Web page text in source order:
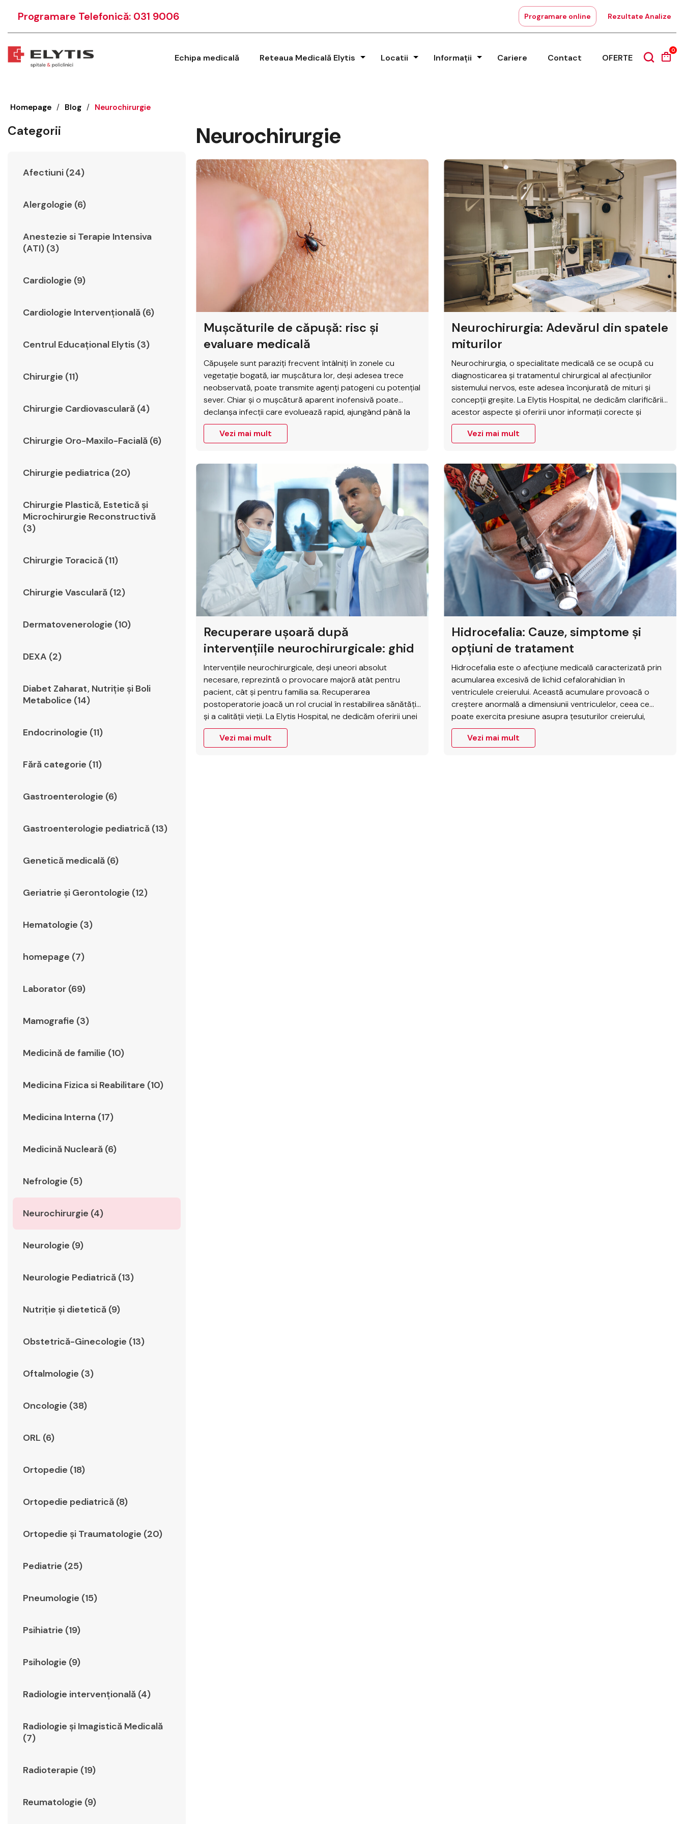
Programare Telefonică: 031 9006 Programare online Rezultate Analize
Echipa medicală Reteaua Medicală Elytis Locatii Informații Cariere Contact OFERTE
0
Homepage / Blog / Neurochirurgie
Categorii
Afectiuni (24)
Alergologie (6)
Anestezie si Terapie Intensiva
(ATI) (3)
Cardiologie (9)
Cardiologie Intervențională (6)
Centrul Educațional Elytis (3)
Chirurgie (11)
Chirurgie Cardiovasculară (4)
Chirurgie Oro-Maxilo-Facială (6)
Chirurgie pediatrica (20)
Chirurgie Plastică, Estetică şi
Microchirurgie Reconstructivă
(3)
Chirurgie Toracică (11)
Chirurgie Vasculară (12)
Dermatovenerologie (10)
DEXA (2)
Diabet Zaharat, Nutriţie şi Boli
Metabolice (14)
Endocrinologie (11)
Fără categorie (11)
Gastroenterologie (6)
Gastroenterologie pediatrică (13)
Genetică medicală (6)
Geriatrie şi Gerontologie (12)
Hematologie (3)
homepage (7)
Laborator (69)
Mamografie (3)
Medicină de familie (10)
Medicina Fizica si Reabilitare (10)
Medicina Interna (17)
Medicină Nucleară (6)
Nefrologie (5)
Neurochirurgie (4)
Neurologie (9)
Neurologie Pediatrică (13)
Nutriție și dietetică (9)
Obstetrică-Ginecologie (13)
Oftalmologie (3)
Oncologie (38)
ORL (6)
Ortopedie (18)
Ortopedie pediatrică (8)
Ortopedie şi Traumatologie (20)
Pediatrie (25)
Pneumologie (15)
Psihiatrie (19)
Psihologie (9)
Radiologie intervențională (4)
Radiologie şi Imagistică Medicală
(7)
Radioterapie (19)
Reumatologie (9)
Neurochirurgie
Mușcăturile de căpușă: risc și
evaluare medicală
Căpușele sunt paraziți frecvent întâlniți în zonele cu
vegetație bogată, iar mușcătura lor, deși adesea trece
neobservată, poate transmite agenți patogeni cu potențial
sever. Chiar și o mușcătură aparent inofensivă poate
declanșa infecții care evoluează rapid, ajungând până la
afecțiuni neurologice grave sau complicații sistemice. În
practică, identificarea precoce a modificărilor locale şi a
Vezi mai mult
Neurochirurgia: Adevărul din spatele
miturilor
Neurochirurgia, o specialitate medicală ce se ocupă cu
diagnosticarea și tratamentul chirurgical al afecțiunilor
sistemului nervos, este adesea înconjurată de mituri și
concepții greșite. La Elytis Hospital, ne dedicăm clarificării
acestor aspecte și oferirii unor informații corecte și
complete despre neurochirurgie, pentru a ajuta pacienții
să ia decizii informate cu privire la sănătatea lor. Mituri…
Vezi mai mult
Recuperare ușoară după
intervențiile neurochirurgicale: ghid
Elytis
Intervențiile neurochirurgicale, deși uneori absolut
necesare, reprezintă o provocare majoră atât pentru
pacient, cât și pentru familia sa. Recuperarea
postoperatorie joacă un rol crucial în restabilirea sănătății
și a calității vieții. La Elytis Hospital, ne dedicăm oferirii unei
îngrijiri complete și personalizate, care include nu doar
intervenția chirurgicală în sine, ci și ghidarea pacientului
Vezi mai mult
Hidrocefalia: Cauze, simptome și
opțiuni de tratament
Hidrocefalia este o afecțiune medicală caracterizată prin
acumularea excesivă de lichid cefalorahidian în
ventriculele creierului. Această acumulare provoacă o
creștere anormală a dimensiunii ventriculelor, ceea ce
poate exercita presiune asupra țesuturilor creierului,
afectând funcțiile cognitive, motorii și emoționale. Ce este
lichidul cefalorahidian? Lichidul cefalorahidian circulă în
Vezi mai mult